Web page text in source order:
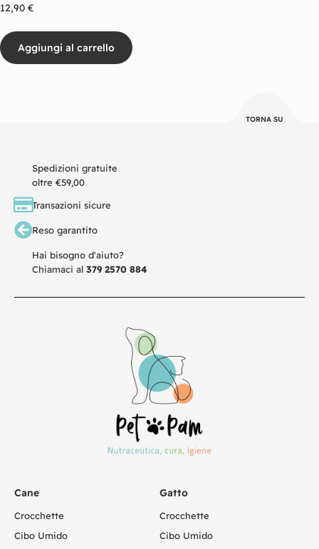
12,90 €
Aggiungi al carrello
TORNA SU
Spedizioni gratuite
oltre €59,00
Transazioni sicure
Reso garantito
Hai bisogno d'aiuto?
Chiamaci al 379 2570 884
Cane
Crocchette
Cibo Umido
Gatto
Crocchette
Cibo Umido